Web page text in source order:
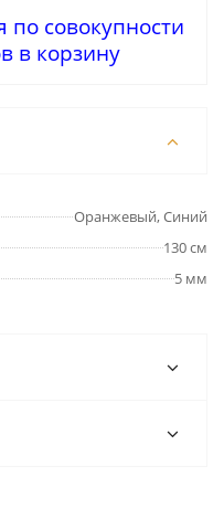
по совокупности
в корзину
Оранжевый, Синий
130 см
5 мм